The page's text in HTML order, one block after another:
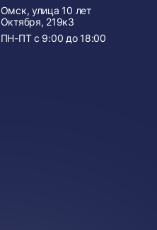
Омск, улица 10 лет
Октября, 219к3
ПН-ПТ с 9:00 до 18:00